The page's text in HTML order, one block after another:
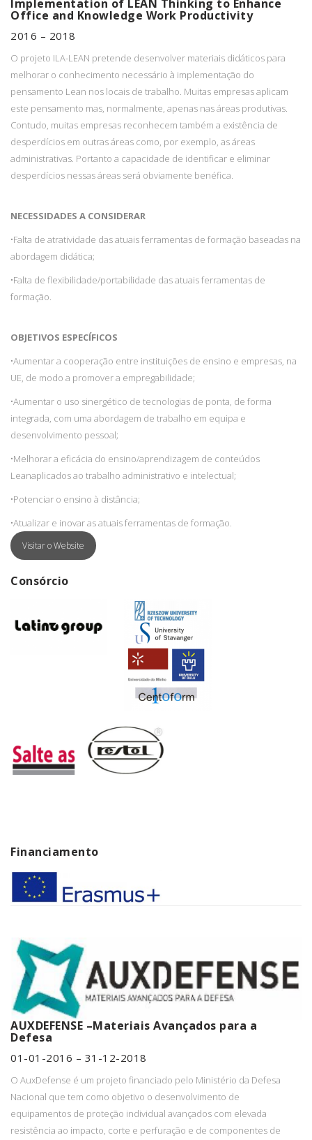
Implementation of LEAN Thinking to Enhance
Office and Knowledge Work Productivity
2016 – 2018
O projeto ILA-LEAN pretende desenvolver materiais didáticos para
melhorar o conhecimento necessário à implementação do
pensamento Lean nos locais de trabalho. Muitas empresas aplicam
este pensamento mas, normalmente, apenas nas áreas produtivas.
Contudo, muitas empresas reconhecem também a existência de
desperdícios em outras áreas como, por exemplo, as áreas
administrativas. Portanto a capacidade de identificar e eliminar
desperdícios nessas áreas será obviamente benéfica.
NECESSIDADES A CONSIDERAR
•Falta de atratividade das atuais ferramentas de formação baseadas na
abordagem didática;
•Falta de flexibilidade/portabilidade das atuais ferramentas de
formação.
OBJETIVOS ESPECÍFICOS
•Aumentar a cooperação entre instituições de ensino e empresas, na
UE, de modo a promover a empregabilidade;
•Aumentar o uso sinergético de tecnologias de ponta, de forma
integrada, com uma abordagem de trabalho em equipa e
desenvolvimento pessoal;
•Melhorar a eficácia do ensino/aprendizagem de conteúdos
Leanaplicados ao trabalho administrativo e intelectual;
•Potenciar o ensino à distância;
•Atualizar e inovar as atuais ferramentas de formação.
Visitar o Website
Consórcio
Financiamento
AUXDEFENSE –Materiais Avançados para a
Defesa
01-01-2016 – 31-12-2018
O AuxDefense é um projeto financiado pelo Ministério da Defesa
Nacional que tem como objetivo o desenvolvimento de
equipamentos de proteção individual avançados com elevada
resistência ao impacto, corte e perfuração e de componentes de